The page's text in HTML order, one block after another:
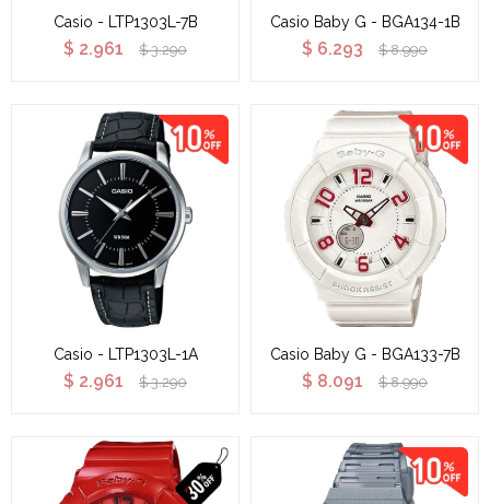
Casio - LTP1303L-7B
$ 2.961 $ 3.290
Casio Baby G - BGA134-1B
$ 6.293 $ 8.990
Casio - LTP1303L-1A
$ 2.961 $ 3.290
Casio Baby G - BGA133-7B
$ 8.091 $ 8.990